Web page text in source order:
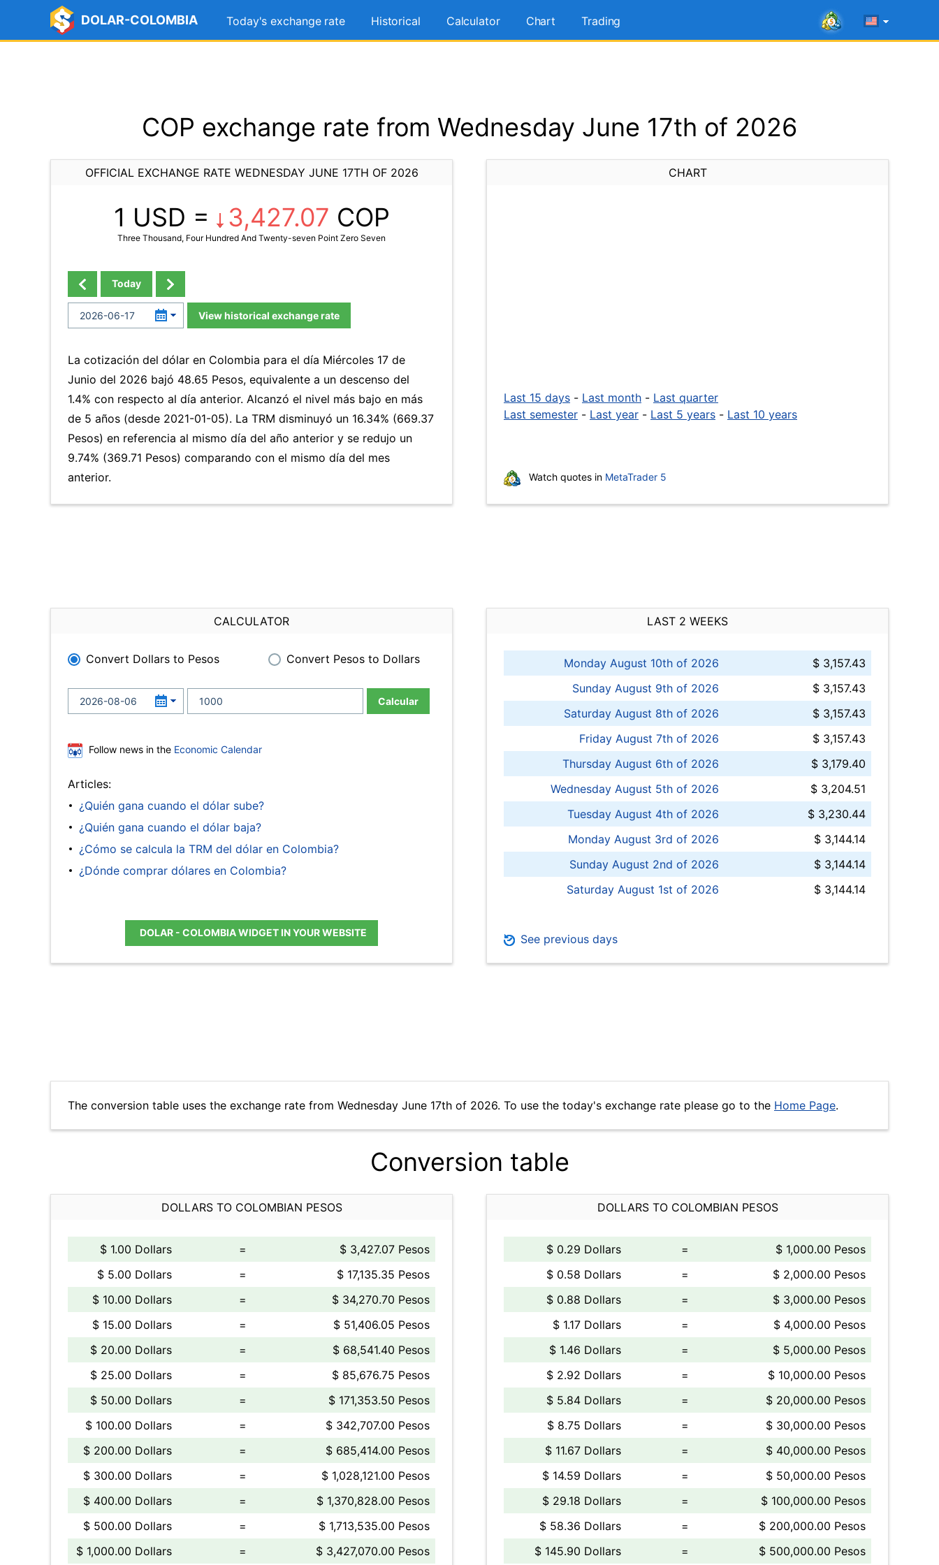
DOLAR-COLOMBIA Today's exchange rate Historical Calculator Chart Trading
COP exchange rate from Wednesday June 17th of 2026
OFFICIAL EXCHANGE RATE WEDNESDAY JUNE 17TH OF 2026
1 USD = 3,427.07 COP
Three Thousand, Four Hundred And Twenty-seven Point Zero Seven
Today
View historical exchange rate
La cotización del dólar en Colombia para el día Miércoles 17 de
Junio del 2026 bajó 48.65 Pesos, equivalente a un descenso del
1.4% con respecto al día anterior. Alcanzó el nivel más bajo en más
de 5 años (desde 2021-01-05). La TRM disminuyó un 16.34% (669.37
Pesos) en referencia al mismo día del año anterior y se redujo un
9.74% (369.71 Pesos) comparando con el mismo día del mes
anterior.
CHART
Last 15 days - Last month - Last quarter
Last semester - Last year - Last 5 years - Last 10 years
Watch quotes in MetaTrader 5
CALCULATOR
Convert Dollars to Pesos Convert Pesos to Dollars
Calcular
Follow news in the Economic Calendar
Articles:
¿Quién gana cuando el dólar sube?
¿Quién gana cuando el dólar baja?
¿Cómo se calcula la TRM del dólar en Colombia?
¿Dónde comprar dólares en Colombia?
DOLAR - COLOMBIA WIDGET IN YOUR WEBSITE
LAST 2 WEEKS
Monday August 10th of 2026
$ 3,157.43
Sunday August 9th of 2026
$ 3,157.43
Saturday August 8th of 2026
$ 3,157.43
Friday August 7th of 2026
$ 3,157.43
Thursday August 6th of 2026
$ 3,179.40
Wednesday August 5th of 2026
$ 3,204.51
Tuesday August 4th of 2026
$ 3,230.44
Monday August 3rd of 2026
$ 3,144.14
Sunday August 2nd of 2026
$ 3,144.14
Saturday August 1st of 2026
$ 3,144.14
See previous days
The conversion table uses the exchange rate from Wednesday June 17th of 2026. To use the today's exchange rate please go to the Home Page.
Conversion table
DOLLARS TO COLOMBIAN PESOS
$ 1.00 Dollars =
$ 3,427.07 Pesos
$ 5.00 Dollars
=
$ 17,135.35 Pesos
$ 10.00 Dollars
=
$ 34,270.70 Pesos
$ 15.00 Dollars
=
$ 51,406.05 Pesos
$ 20.00 Dollars
=
$ 68,541.40 Pesos
$ 25.00 Dollars
=
$ 85,676.75 Pesos
$ 50.00 Dollars
=
$ 171,353.50 Pesos
$ 100.00 Dollars
=
$ 342,707.00 Pesos
$ 200.00 Dollars
=
$ 685,414.00 Pesos
$ 300.00 Dollars
=
$ 1,028,121.00 Pesos
$ 400.00 Dollars
=
$ 1,370,828.00 Pesos
$ 500.00 Dollars
=
$ 1,713,535.00 Pesos
$ 1,000.00 Dollars
= $ 3,427,070.00 Pesos
DOLLARS TO COLOMBIAN PESOS
$ 0.29 Dollars =
$ 1,000.00 Pesos
$ 0.58 Dollars
=
$ 2,000.00 Pesos
$ 0.88 Dollars
=
$ 3,000.00 Pesos
$ 1.17 Dollars
=
$ 4,000.00 Pesos
$ 1.46 Dollars
=
$ 5,000.00 Pesos
$ 2.92 Dollars
=
$ 10,000.00 Pesos
$ 5.84 Dollars
=
$ 20,000.00 Pesos
$ 8.75 Dollars
=
$ 30,000.00 Pesos
$ 11.67 Dollars
=
$ 40,000.00 Pesos
$ 14.59 Dollars
=
$ 50,000.00 Pesos
$ 29.18 Dollars
=
$ 100,000.00 Pesos
$ 58.36 Dollars
=
$ 200,000.00 Pesos
$ 145.90 Dollars
= $ 500,000.00 Pesos